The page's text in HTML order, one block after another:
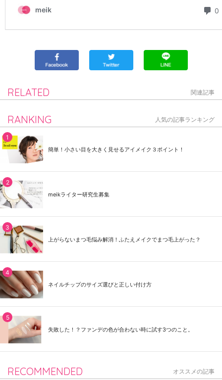
RELATED 関連記事
RANKING 人気の記事ランキング
簡単！小さい目を大きく見せるアイメイク３ポイント！
meikライター研究生募集
上がらないまつ毛悩み解消！ふたえメイクでまつ毛上がった？
ネイルチップのサイズ選びと正しい付け方
失敗した！？ファンデの色が合わない時に試す3つのこと。
RECOMMENDED オススメの記事